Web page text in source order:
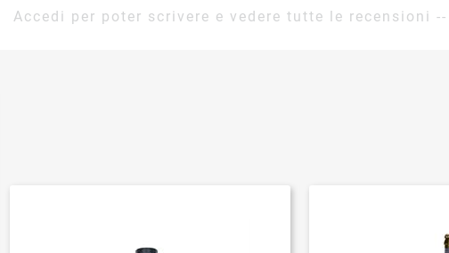
Accedi per poter scrivere e vedere tutte le recensioni